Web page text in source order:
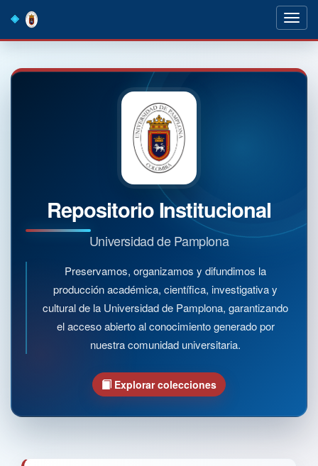
navigation
Repositorio Institucional
Universidad de Pamplona
Preservamos, organizamos y difundimos la
producción académica, científica, investigativa y
cultural de la Universidad de Pamplona, garantizando
el acceso abierto al conocimiento generado por
nuestra comunidad universitaria.
Explorar colecciones